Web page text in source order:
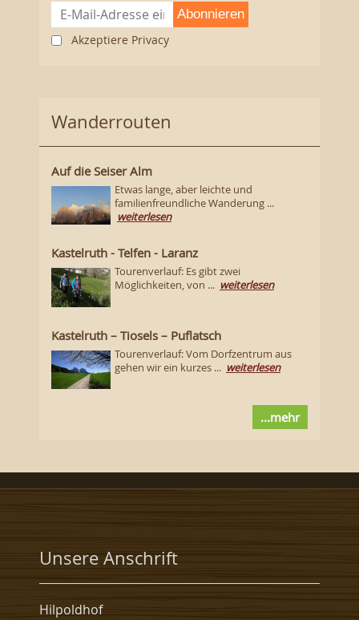
Abonnieren
Akzeptiere Privacy
Wanderrouten
Auf die Seiser Alm
Etwas lange, aber leichte und
familienfreundliche Wanderung ...
weiterlesen
Kastelruth - Telfen - Laranz
Tourenverlauf: Es gibt zwei
Möglichkeiten, von ... weiterlesen
Kastelruth – Tiosels – Puflatsch
Tourenverlauf: Vom Dorfzentrum aus
gehen wir ein kurzes ... weiterlesen
...mehr
Unsere Anschrift
Hilpoldhof